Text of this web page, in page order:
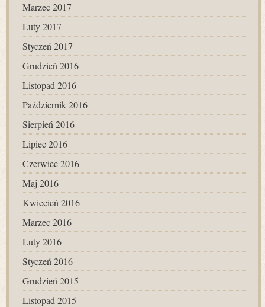
Marzec 2017
Luty 2017
Styczeń 2017
Grudzień 2016
Listopad 2016
Październik 2016
Sierpień 2016
Lipiec 2016
Czerwiec 2016
Maj 2016
Kwiecień 2016
Marzec 2016
Luty 2016
Styczeń 2016
Grudzień 2015
Listopad 2015